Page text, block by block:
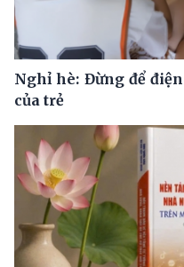
Nghỉ hè: Đừng để
của trẻ